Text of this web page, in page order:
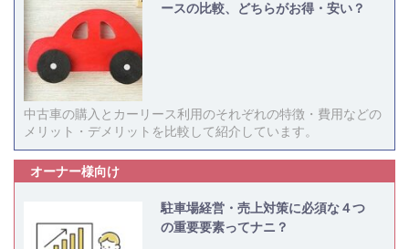
ースの比較、どちらがお得・安い？
中古車の購入とカーリース利用のそれぞれの特徴・費用などの
メリット・デメリットを比較して紹介しています。
オーナー様向け
駐車場経営・売上対策に必須な４つ
の重要要素ってナニ？